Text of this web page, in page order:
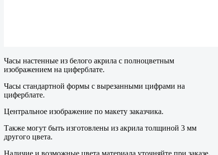
Часы настенные из белого акрила с полноцветным
изображением на циферблате.
Часы стандартной формы с вырезанными цифрами на
циферблате.
Центральное изображение по макету заказчика.
Также могут быть изготовлены из акрила толщиной 3 мм
другого цвета.
Наличие и возможные цвета материала уточняйте при заказе.